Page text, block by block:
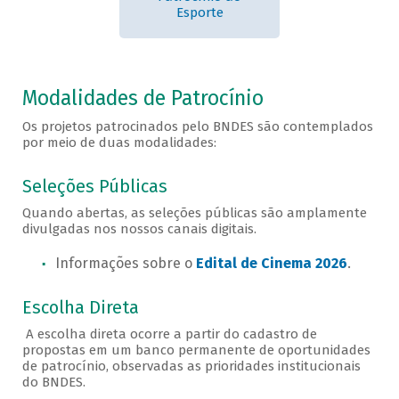
Esporte
Modalidades de Patrocínio
Os projetos patrocinados pelo BNDES são contemplados
por meio de duas modalidades:
Seleções Públicas
Quando abertas, as seleções públicas são amplamente
divulgadas nos nossos canais digitais.
Informações sobre o Edital de Cinema 2026.
Escolha Direta
A escolha direta ocorre a partir do cadastro de
propostas em um banco permanente de oportunidades
de patrocínio, observadas as prioridades institucionais
do BNDES.